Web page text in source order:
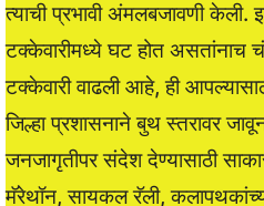
त्याची प्रभावी अंमलबजावणी केली.
टक्केवारीमध्ये घट होत असतांनाच
टक्केवारी वाढली आहे, ही
जिल्हा प्रशासनाने बुथ स्तरावर
जनजागृतीपर संदेश देण्यासाठी
मॅरेथॉन, सायकल रॅली,